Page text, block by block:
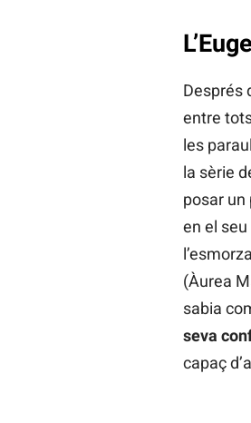
Després
entre
les
la sèrie
posar un
en el seu
(Àurea
sabia
seva
capaç